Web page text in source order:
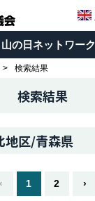
山の日ネットワーク
検索結果
検索結果
地区/青森県
‹ 1 2 ›